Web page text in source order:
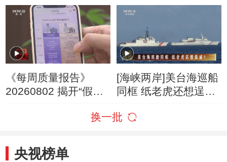
了？
停“最大规模”打击 伊
《每周质量报告》
20260802 揭开“假洋
[海峡两岸]美台海巡船
同框 纸老虎还想逞
换一批
央视榜单